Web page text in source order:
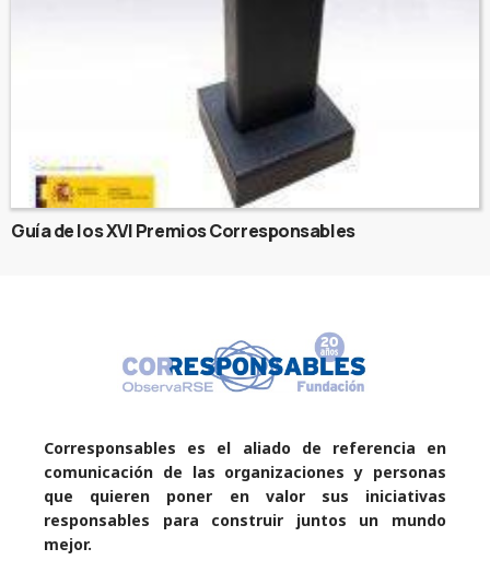
Guía de los XVI Premios Corresponsables
Corresponsables es el aliado de referencia en
comunicación de las organizaciones y personas
que quieren poner en valor sus iniciativas
responsables para construir juntos un mundo
mejor.